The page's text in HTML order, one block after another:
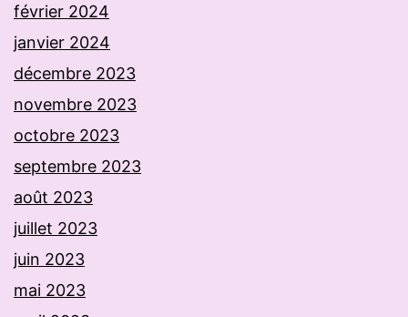
février 2024
janvier 2024
décembre 2023
novembre 2023
octobre 2023
septembre 2023
août 2023
juillet 2023
juin 2023
mai 2023